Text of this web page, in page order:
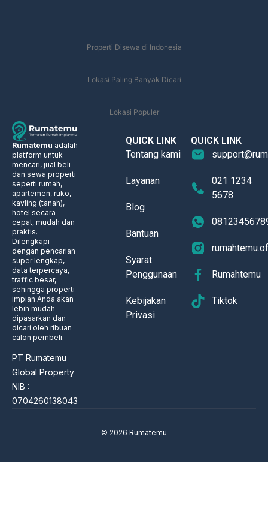
Properti Disewa di Indonesia
Lokasi Paling Banyak Dicari
Lokasi Populer
Rumatemu adalah
platform untuk
mencari, jual beli
dan sewa properti
seperti rumah,
apartemen, ruko,
kavling (tanah),
hotel secara
cepat, mudah dan
praktis.
Dilengkapi
dengan pencarian
super lengkap,
data terpercaya,
traffic besar,
sehingga properti
impian Anda akan
lebih mudah
dipasarkan dan
dicari oleh ribuan
calon pembeli.
PT Rumatemu
Global Property
NIB :
0704260138043
QUICK LINK
Tentang kami
Layanan
Blog
Bantuan
Syarat
Penggunaan
Kebijakan
Privasi
QUICK LINK
021 1234
5678
Rumahtemu
Tiktok
© 2026 Rumatemu